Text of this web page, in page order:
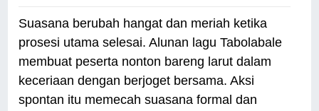
Suasana berubah hangat dan meriah ketika
prosesi utama selesai. Alunan lagu Tabolabale
membuat peserta nonton bareng larut dalam
keceriaan dengan berjoget bersama. Aksi
spontan itu memecah suasana formal dan